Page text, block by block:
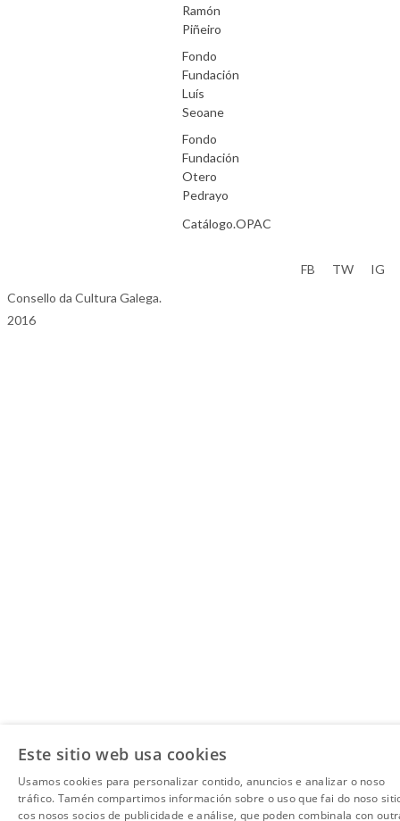
Ramón
Piñeiro
Fondo
Fundación
Luís
Seoane
Fondo
Fundación
Otero
Pedrayo
Catálogo.OPAC
Consello da Cultura Galega.
2016
FB TW IG
Este sitio web usa cookies
Usamos cookies para personalizar contido, anuncios e analizar o noso
tráfico. Tamén compartimos información sobre o uso que fai do noso
cos nosos socios de publicidade e análise, que poden combinala con